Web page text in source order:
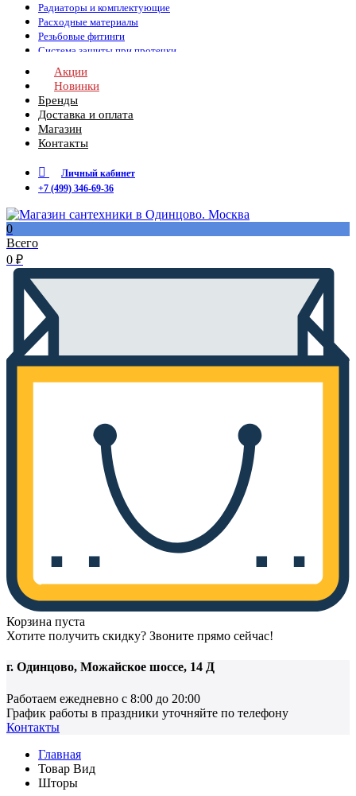
Радиаторы и комплектующие
Расходные материалы
Резьбовые фитинги
Система защиты при протечки
Сифоны пластиковый и хром
Смесители и комплектующие
Стойки для душа
Труба и аксиальные фитинги REHAU
Фильтры промывные
Трубы и фитинги медь и нерж.
Фильтры и картриджи
Фильтры промывные
Трубы и фитинги М/П
Трубы гофрирования и фитинги
Шланги и комплектующие для полива
Акции
Новинки
Бренды
Доставка и оплата
Магазин
Контакты
Личный кабинет
+7 (499) 346-69-36
0
Всего
0 ₽
Корзина пуста
Хотите получить скидку? Звоните прямо сейчас!
г. Одинцово, Можайское шоссе, 14 Д
Работаем ежедневно с 8:00 до 20:00
График работы в праздники уточняйте по телефону
Контакты
Главная
Товар Вид
Шторы